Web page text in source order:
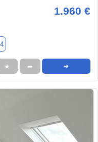
1.960 €
★ ➦ ➜